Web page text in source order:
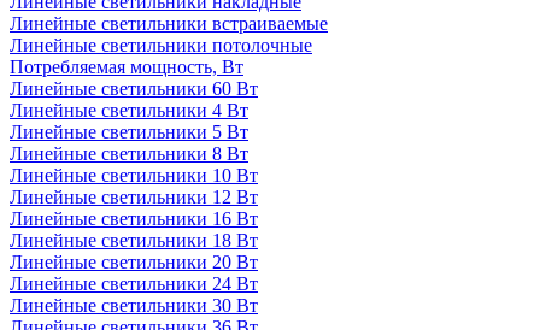
Линейные светильники встраиваемые
Линейные светильники потолочные
Потребляемая мощность, Вт
Линейные светильники 60 Вт
Линейные светильники 4 Вт
Линейные светильники 5 Вт
Линейные светильники 8 Вт
Линейные светильники 10 Вт
Линейные светильники 12 Вт
Линейные светильники 16 Вт
Линейные светильники 18 Вт
Линейные светильники 20 Вт
Линейные светильники 24 Вт
Линейные светильники 30 Вт